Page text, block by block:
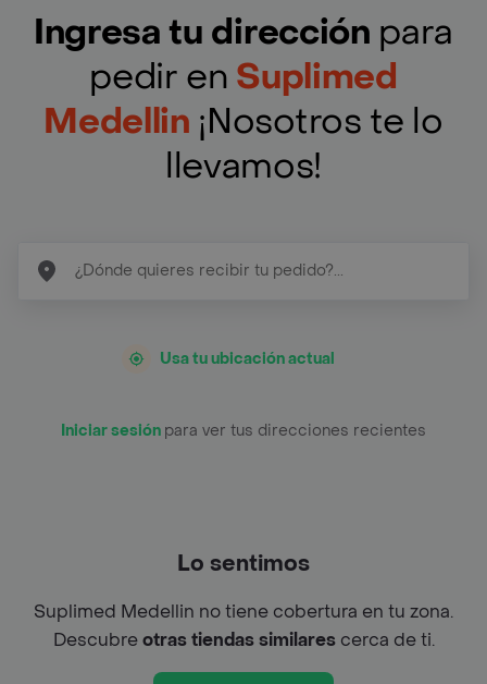
Ingresa tu dirección para
pedir en Suplimed
Medellin ¡Nosotros te lo
llevamos!
Usa tu ubicación actual
Iniciar sesión para ver tus direcciones recientes
Lo sentimos
Suplimed Medellin no tiene cobertura en tu zona.
Descubreotras tiendas similarescerca de ti.